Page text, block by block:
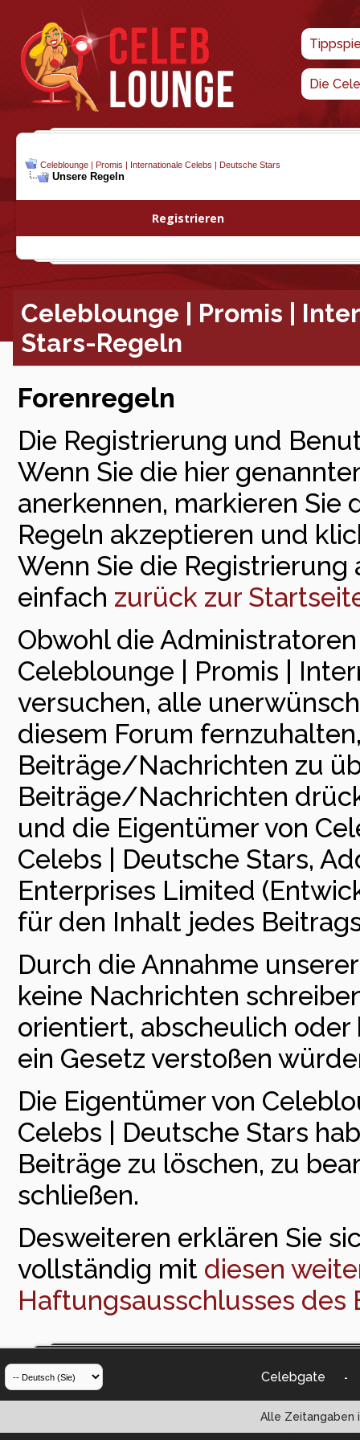
Die
Celeblounge | Promis | Internationale Celebs | Deutsche Stars
Unsere Regeln
Registrieren
Celeblounge | Promis |
Stars-Regeln
Forenregeln
Die Registrierung und
Wenn Sie die hier
anerkennen, markieren Sie
Regeln akzeptieren und
Wenn Sie die
einfach zurück zur
Obwohl die
Celeblounge | Promis |
versuchen, alle
diesem Forum
Beiträge/Nachrichten zu
Beiträge/Nachrichten
und die Eigentümer von
Celebs | Deutsche Stars,
Enterprises Limited
für den Inhalt jedes
Durch die Annahme
keine Nachrichten
orientiert, abscheulich
ein Gesetz verstoßen
Die Eigentümer von
Celebs | Deutsche Stars
Beiträge zu löschen, zu
schließen.
Desweiteren erklären Sie
vollständig mit diesen
Haftungsausschlusses
Celebgate -
Alle Zeitangaben